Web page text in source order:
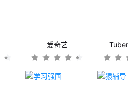
爱奇艺